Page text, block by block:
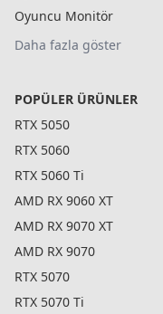
Oyuncu Monitör
Daha fazla göster
POPÜLER ÜRÜNLER
RTX 5050
RTX 5060
RTX 5060 Ti
AMD RX 9060 XT
AMD RX 9070 XT
AMD RX 9070
RTX 5070
RTX 5070 Ti